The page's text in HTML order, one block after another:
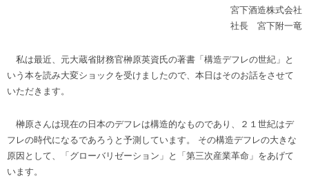
宮下酒造株式会社
社長 宮下附一竜
私は最近、元大蔵省財務官榊原英資氏の著書「構造デフレの世紀」と
いう本を読み大変ショックを受けましたので、本日はそのお話をさせて
いただきます。
榊原さんは現在の日本のデフレは構造的なものであり、２１世紀はデ
フレの時代になるであろうと予測しています。 その構造デフレの大きな
原因として、「グローバリゼーション」と「第三次産業革命」をあげて
います。